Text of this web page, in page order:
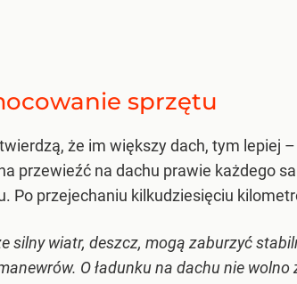
sprzętu
twierdzą, że im większy dach, tym lepiej
przewieźć na dachu prawie każdego
Po przejechaniu kilkudziesięciu
silny wiatr, deszcz, mogą zaburzyć
O ładunku na dachu nie